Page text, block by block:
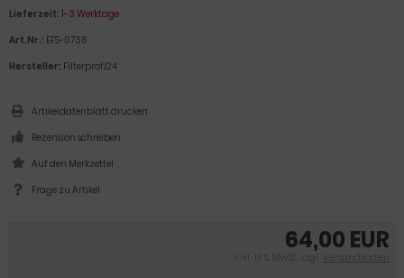
64,00 EUR
inkl. 19 % MwSt. zzgl. Versandkosten
Lieferzeit: 1-3 Werktage
Art.Nr.: EFS-0736
Hersteller: Filterprofi24
Artikeldatenblatt drucken
Rezension schreiben
Frage zu Artikel